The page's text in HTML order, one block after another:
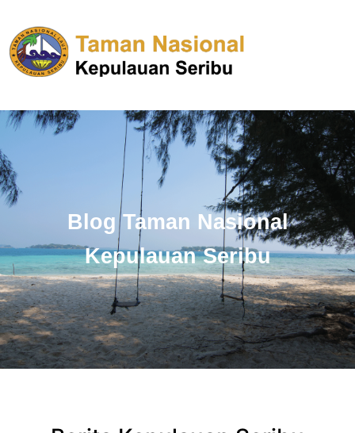
Blog Taman Nasional
Kepulauan Seribu